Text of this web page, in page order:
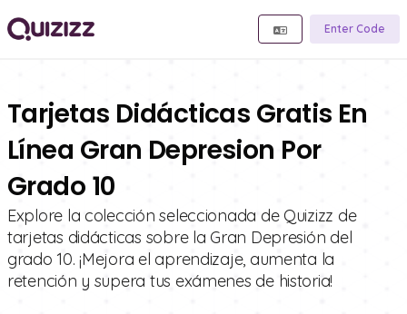
Enter Code
Tarjetas Didácticas Gratis En
Línea Gran Depresion Por
Grado 10
Explore la colección seleccionada de Quizizz de
tarjetas didácticas sobre la Gran Depresión del
grado 10. ¡Mejora el aprendizaje, aumenta la
retención y supera tus exámenes de historia!